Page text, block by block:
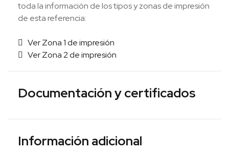
toda la información de los tipos y zonas de impresión
de esta referencia:
Ver Zona 1 de impresión
Ver Zona 2 de impresión
Documentación y certificados
Información adicional